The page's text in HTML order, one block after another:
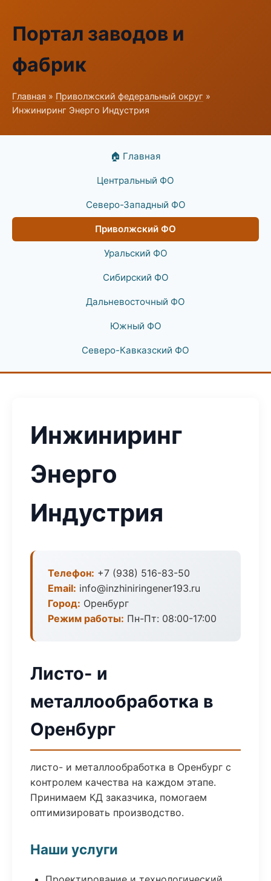
Портал заводов и
фабрик
Главная » Приволжский федеральный округ »
Инжиниринг Энерго Индустрия
🏠 Главная
Центральный ФО
Северо-Западный ФО
Приволжский ФО
Уральский ФО
Сибирский ФО
Дальневосточный ФО
Южный ФО
Северо-Кавказский ФО
Инжиниринг
Энерго
Индустрия
Телефон: +7 (938) 516-83-50
Email: info@inzhiniringener193.ru
Город: Оренбург
Режим работы: Пн-Пт: 08:00-17:00
Листо- и
металлообработка в
Оренбург
листо- и металлообработка в Оренбург с
контролем качества на каждом этапе.
Принимаем КД заказчика, помогаем
оптимизировать производство.
Наши услуги